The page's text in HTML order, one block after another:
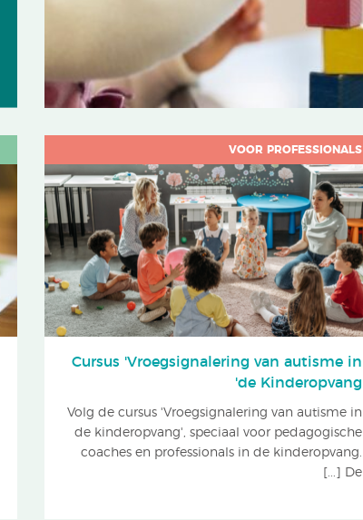
VOOR PROFESSIONALS
Cursus 'Vroegsignalering van autisme in
de Kinderopvang'
Volg de cursus 'Vroegsignalering van autisme in
de kinderopvang', speciaal voor pedagogische
coaches en professionals in de kinderopvang.
De [...]